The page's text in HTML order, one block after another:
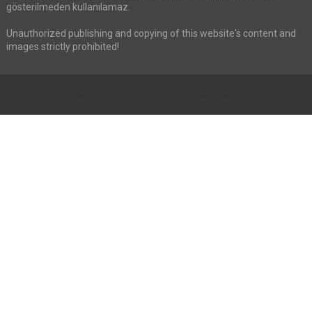
gösterilmeden kullanılamaz.
Unauthorized publishing and copying of this website's content and
images strictly prohibited!